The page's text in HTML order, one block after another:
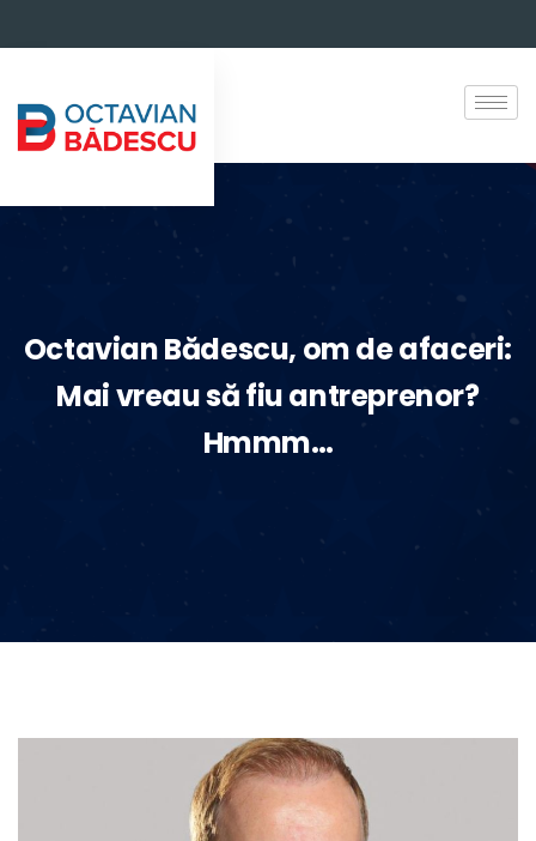
Octavian Bădescu, om de afaceri:
Mai vreau să fiu antreprenor?
Hmmm…